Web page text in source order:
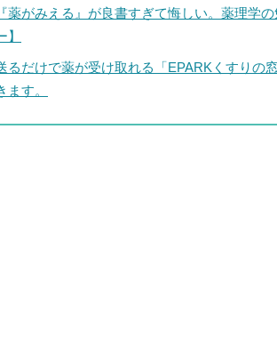
薬がみえる』が良書すぎて悔しい。薬理学
るだけで薬が受け取れる「EPARKくすりの
す。